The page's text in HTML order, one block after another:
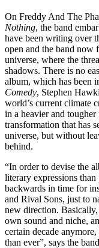
On Freddy And The
Nothing, the band
have been writing over
open and the band now
universe, where the
shadows. There is no
album, which has been
Comedy, Stephen
world’s current climate
in a heavier and
transformation that has
universe, but without
behind.
“In order to devise the
literary expressions
backwards in time for
and Rival Sons, just to
new direction.
own sound and niche,
certain decade
than ever”, says the